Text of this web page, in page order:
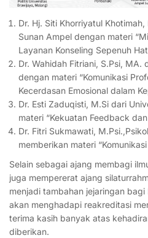
Dr. Hj. Siti Khorriyatul
Sunan Ampel dengan materi
Layanan Konseling Sepenuh
Dr. Wahidah Fitriani, S.Psi, MA.
dengan materi “Komunikasi
Kecerdasan Emosional dalam
Dr. Esti Zaduqisti, M.Si dari
materi “Kekuatan Feedback
Dr. Fitri Sukmawati,
memberikan materi
Selain sebagai ajang membagi
juga mempererat ajang
menjadi tambahan jejaringan
akan menghadapi reakreditasi
terima kasih banyak atas
diberikan.